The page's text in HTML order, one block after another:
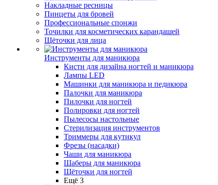
Накладные ресницы
Пинцеты для бровей
Профессиональные спонжи
Точилки для косметических карандашей
Щёточки для лица
Инструменты для маникюра
Кисти для дизайна ногтей и маникюра
Лампы LED
Машинки для маникюра и педикюра
Палочки для маникюра
Пилочки для ногтей
Полировки для ногтей
Пылесосы настольные
Стерилизация инструментов
Триммеры для кутикул
Фрезы (насадки)
Чаши для маникюра
Шаберы для маникюра
Щёточки для ногтей
Ещё 3